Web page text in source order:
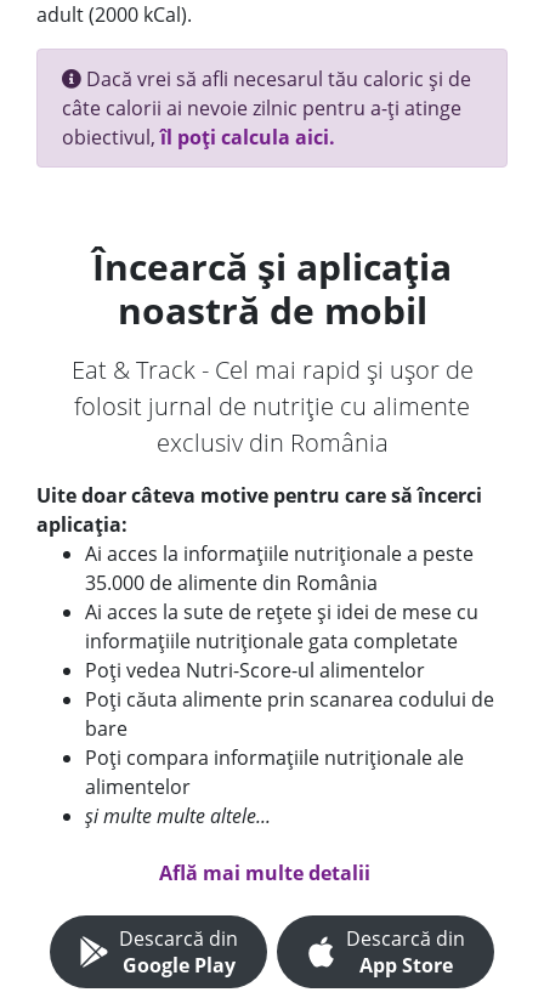
adult (2000 kCal).
Dacă vrei să afli necesarul tău caloric și de
câte calorii ai nevoie zilnic pentru a-ți atinge
obiectivul,îl poți calcula aici.
Încearcă și aplicația
noastră de mobil
Eat & Track - Cel mai rapid și ușor de
folosit jurnal de nutriție cu alimente
exclusiv din România
Uite doar câteva motive pentru care să încerci
aplicația:
Ai acces la informațiile nutriționale a peste
35.000 de alimente din România
Ai acces la sute de rețete și idei de mese cu
informațiile nutriționale gata completate
Poți vedea Nutri-Score-ul alimentelor
Poți căuta alimente prin scanarea codului de
bare
Poți compara informațiile nutriționale ale
alimentelor
și multe multe altele...
Află mai multe detalii
Descarcă din
Google Play
Descarcă din
App Store